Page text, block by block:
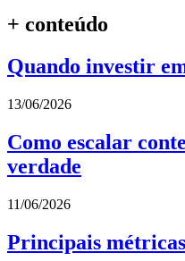
+ conteúdo
Quando investir
13/06/2026
Como escalar
verdade
11/06/2026
Principais